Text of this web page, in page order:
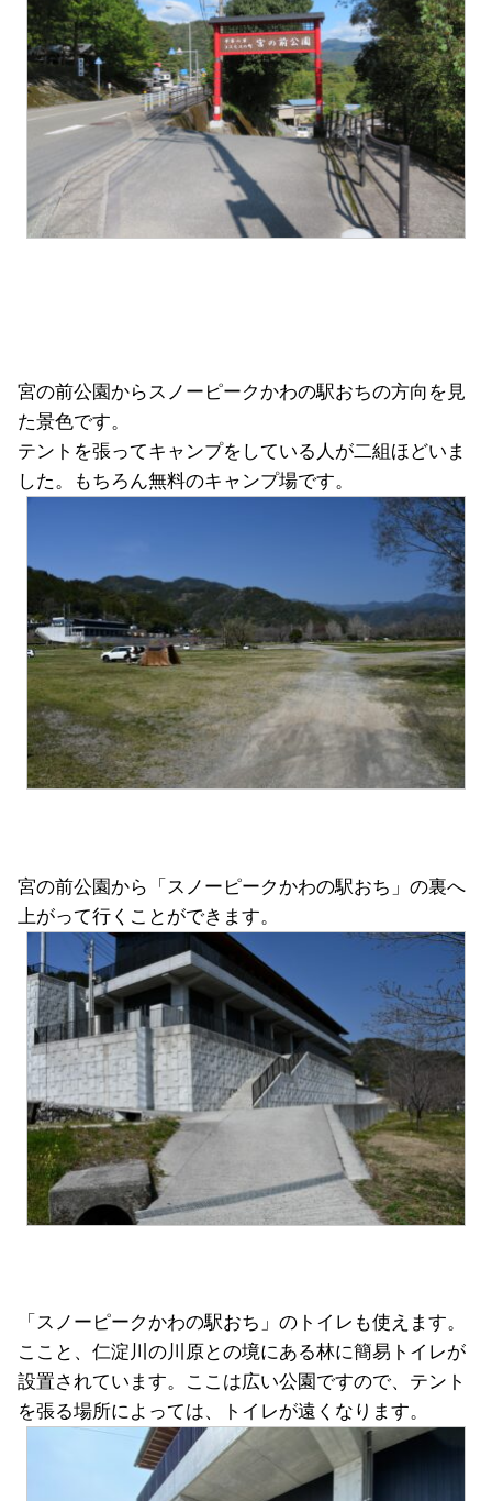
宮の前公園からスノーピークかわの駅おちの方向を見
た景色です。
テントを張ってキャンプをしている人が二組ほどいま
した。もちろん無料のキャンプ場です。
宮の前公園から「スノーピークかわの駅おち」の裏へ
上がって行くことができます。
「スノーピークかわの駅おち」のトイレも使えます。
ここと、仁淀川の川原との境にある林に簡易トイレが
設置されています。ここは広い公園ですので、テント
を張る場所によっては、トイレが遠くなります。